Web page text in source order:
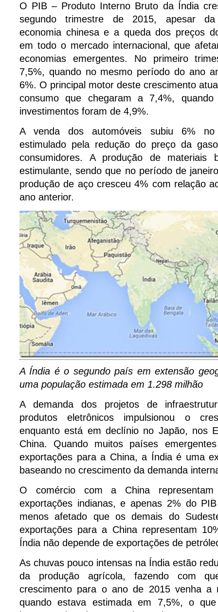
O PIB – Produto Interno Bruto da Índia
segundo trimestre de 2015, apesar da
economia chinesa e a queda dos preços
em todo o mercado internacional, que
economias emergentes. No primeiro
7,5%, quando no mesmo período do ano
6%. O principal motor deste crescimento
consumo que chegaram a 7,4%,
investimentos foram de 4,9%.
A venda dos automóveis subiu 6% no
estimulado pela redução do preço da
consumidores. A produção de materiais
estimulante, sendo que no período de
produção de aço cresceu 4% com relação
ano anterior.
A Índia é o segundo país em extensão
uma população estimada em 1.298 milhão
A demanda dos projetos de
produtos eletrônicos impulsionou o
enquanto está em declínio no Japão, nos
China. Quando muitos países
exportações para a China, a Índia é uma
baseando no crescimento da demanda
O comércio com a China
exportações indianas, e apenas 2% do
menos afetado que os demais do
exportações para a China representam
Índia não depende de exportações de
As chuvas pouco intensas na Índia estão
da produção agrícola, fazendo com
crescimento para o ano de 2015 venha a
quando estava estimada em 7,5%, o